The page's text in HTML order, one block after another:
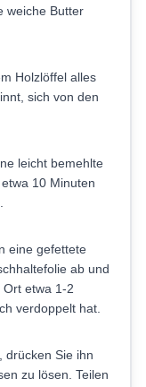
weiche Butter
Holzlöffel alles
sich von den
leicht bemehlte
10 Minuten
eine gefettete
ab und
etwa 1-2
verdoppelt hat.
drücken Sie ihn
zu lösen. Teilen